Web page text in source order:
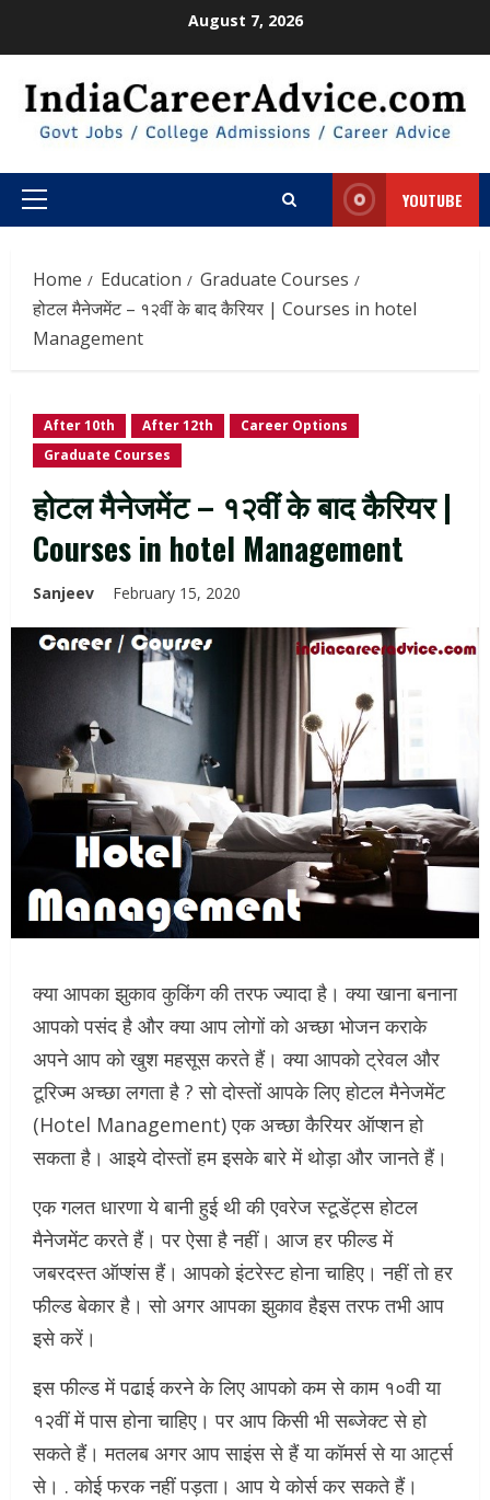
August 7, 2026
Primary
YOUTUBE
Home Education
Graduate Courses
होटल मैनेजमेंट – १२वीं के बाद कैरियर | Courses in hotel
Management
After 10th After 12th
Career Options
Graduate Courses
होटल मैनेजमेंट – १२वीं के बाद कैरियर |
Courses in hotel Management
Sanjeev February 15, 2020
क्या आपका झुकाव कुकिंग की तरफ ज्यादा है। क्या खाना बनाना
आपको पसंद है और क्या आप लोगों को अच्छा भोजन कराके
अपने आप को खुश महसूस करते हैं। क्या आपको ट्रेवल और
टूरिज्म अच्छा लगता है ? सो दोस्तों आपके लिए होटल मैनेजमेंट
(Hotel Management) एक अच्छा कैरियर ऑप्शन हो
सकता है। आइये दोस्तों हम इसके बारे में थोड़ा और जानते हैं।
एक गलत धारणा ये बानी हुई थी की एवरेज स्टूडेंट्स होटल
मैनेजमेंट करते हैं। पर ऐसा है नहीं। आज हर फील्ड में
जबरदस्त ऑप्शंस हैं। आपको इंटरेस्ट होना चाहिए। नहीं तो हर
फील्ड बेकार है। सो अगर आपका झुकाव हैइस तरफ तभी आप
इसे करें।
इस फील्ड में पढाई करने के लिए आपको कम से काम १०वी या
१२वीं में पास होना चाहिए। पर आप किसी भी सब्जेक्ट से हो
सकते हैं। मतलब अगर आप साइंस से हैं या कॉमर्स से या आर्ट्स
से। . कोई फरक नहीं पड़ता। आप ये कोर्स कर सकते हैं।